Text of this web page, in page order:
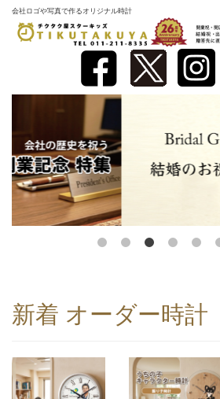
会社ロゴや写真で作るオリジナル時計
新着 オーダー時計